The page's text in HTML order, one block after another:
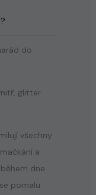
do
glitter
všechny
a
dne.
pomalu